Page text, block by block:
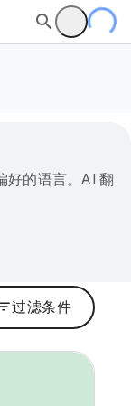
好的语言。AI 翻
过滤条件